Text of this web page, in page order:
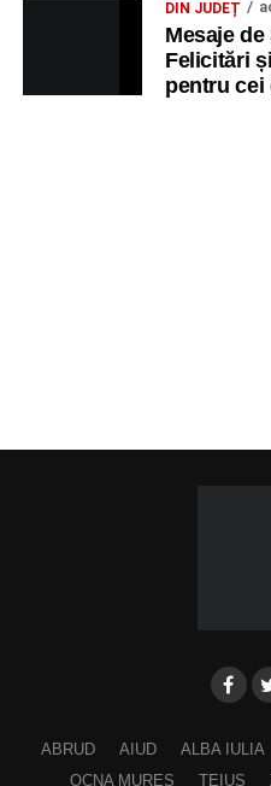
DIN JUDEȚ
Mesaje
Felicitări
pentru cei
ABRUD AIUD ALBA IULIA
OCNA MURES
TEIUS